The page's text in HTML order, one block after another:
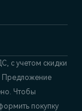
с учетом скидки
Предложение
Чтобы
покупку